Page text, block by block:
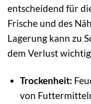
entscheidend für
Frische und des
Lagerung kann zu
dem Verlust
Trockenheit:
von